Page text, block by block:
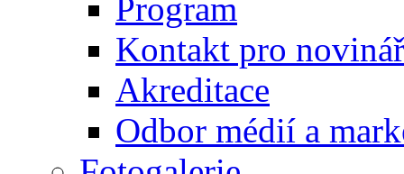
Program
Kontakt pro
Akreditace
Odbor médií a